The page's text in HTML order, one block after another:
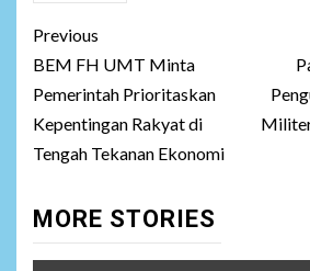
Post
navigation
Previous
BEM FH UMT Minta
Pemerintah Prioritaskan
Kepentingan Rakyat di
Tengah Tekanan Ekonomi
MORE STORIES